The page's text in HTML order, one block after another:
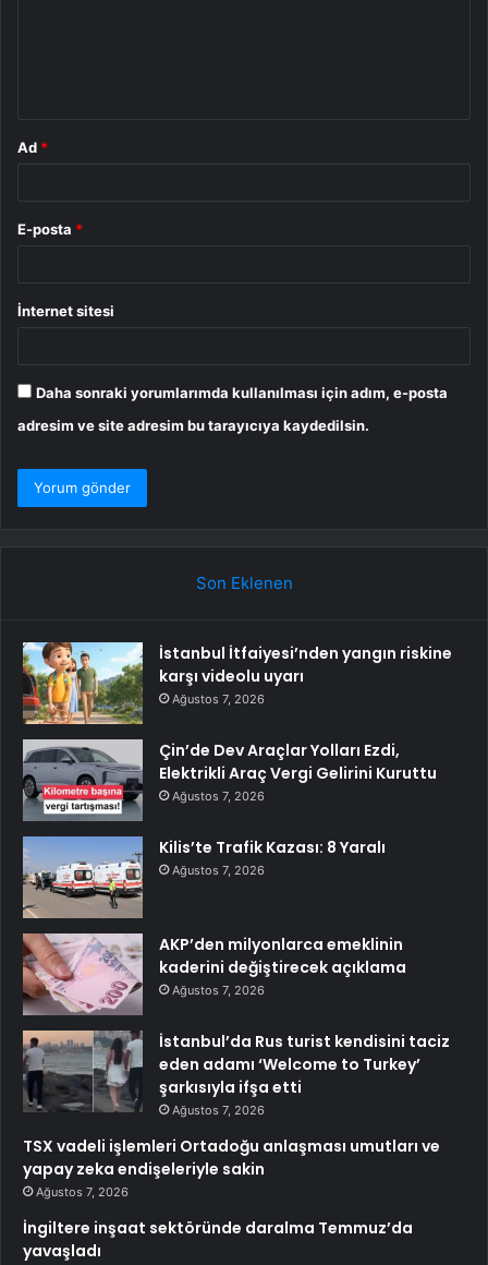
Ad *
E-posta *
İnternet sitesi
Daha sonraki yorumlarımda kullanılması için adım, e-posta
adresim ve site adresim bu tarayıcıya kaydedilsin.
Son Eklenen
İstanbul İtfaiyesi’nden yangın riskine
karşı videolu uyarı
Ağustos 7, 2026
Çin’de Dev Araçlar Yolları Ezdi,
Elektrikli Araç Vergi Gelirini Kuruttu
Ağustos 7, 2026
Kilis’te Trafik Kazası: 8 Yaralı
Ağustos 7, 2026
AKP’den milyonlarca emeklinin
kaderini değiştirecek açıklama
Ağustos 7, 2026
İstanbul’da Rus turist kendisini taciz
eden adamı ‘Welcome to Turkey’
şarkısıyla ifşa etti
Ağustos 7, 2026
TSX vadeli işlemleri Ortadoğu anlaşması umutları ve
yapay zeka endişeleriyle sakin
Ağustos 7, 2026
İngiltere inşaat sektöründe daralma Temmuz’da
yavaşladı